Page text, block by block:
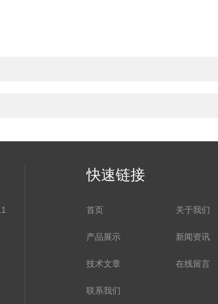
快速链接
首页 关于我们
产品展示 新闻资讯
技术文章 在线留言
联系我们